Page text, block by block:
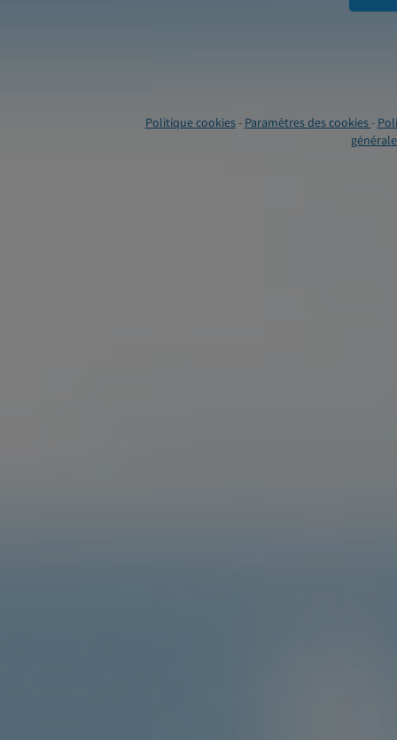
Politique cookies- Paramètres des cookies-